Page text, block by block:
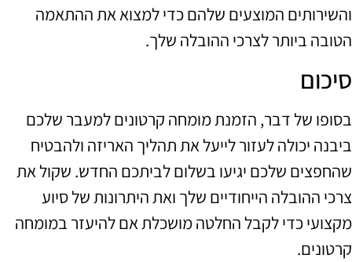
והשירותים המוצעים שלהם כדי למצוא את ההתאמה
הטובה ביותר לצרכי ההובלה שלך.
סיכום
בסופו של דבר, הזמנת מומחה קרטונים למעבר שלכם
ביבנה יכולה לעזור לייעל את תהליך האריזה ולהבטיח
שהחפצים שלכם יגיעו בשלום לביתכם החדש. שקול את
צרכי ההובלה הייחודיים שלך ואת היתרונות של סיוע
מקצועי כדי לקבל החלטה מושכלת אם להיעזר במומחה
קרטונים.